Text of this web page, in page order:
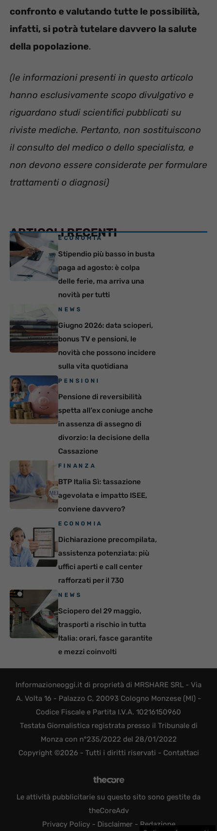
confronto e valutando tutte le possibilità,
infatti, si potrà tutelare davvero la salute
della popolazione.
(le informazioni presenti in questo articolo
hanno esclusivamente scopo divulgativo e
riguardano studi scientifici pubblicati su
riviste mediche. Pertanto, non sostituiscono
il consulto del medico o dello specialista, e
non devono essere considerate per formulare
trattamenti o diagnosi)
ARTICOLI RECENTI
ECONOMIA
Stipendio più basso in busta
paga ad agosto: è colpa
delle ferie, ma arriva una
novità per tutti
NEWS
Giugno 2026: data scioperi,
bonus TV e pensioni, le
novità che possono incidere
sulla vita quotidiana
PENSIONI
Pensione di reversibilità
spetta all’ex coniuge anche
in assenza di assegno di
divorzio: la decisione della
Cassazione
FINANZA
BTP Italia Sì: tassazione
agevolata e impatto ISEE,
conviene davvero?
ECONOMIA
Dichiarazione precompilata,
assistenza potenziata: più
uffici aperti e call center
rafforzati per il 730
NEWS
Sciopero del 29 maggio,
trasporti a rischio in tutta
Italia: orari, fasce garantite
e mezzi coinvolti
Informazioneoggi.it di proprietà di MRSHARE SRL - Via
A. Volta 16 - Palazzo C, 20093 Cologno Monzese (MI) -
Codice Fiscale e Partita I.V.A. 10216150960
Testata Giornalistica registrata presso il Tribunale di
Monza con n°235/2022 del 28/01/2022
Copyright ©2026 - Tutti i diritti riservati - Contattaci
Le attività pubblicitarie su questo sito sono gestite da
theCoreAdv
Privacy Policy- Disclaimer- Redazione